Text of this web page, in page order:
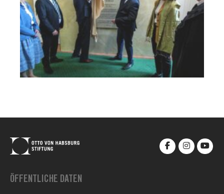
ÖFFENTLICHE DATEN